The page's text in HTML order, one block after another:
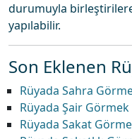
durumuyla
yapılabilir.
Son Eklenen
Rüyada Sahra
Rüyada Şair Görmek
Rüyada Sakat